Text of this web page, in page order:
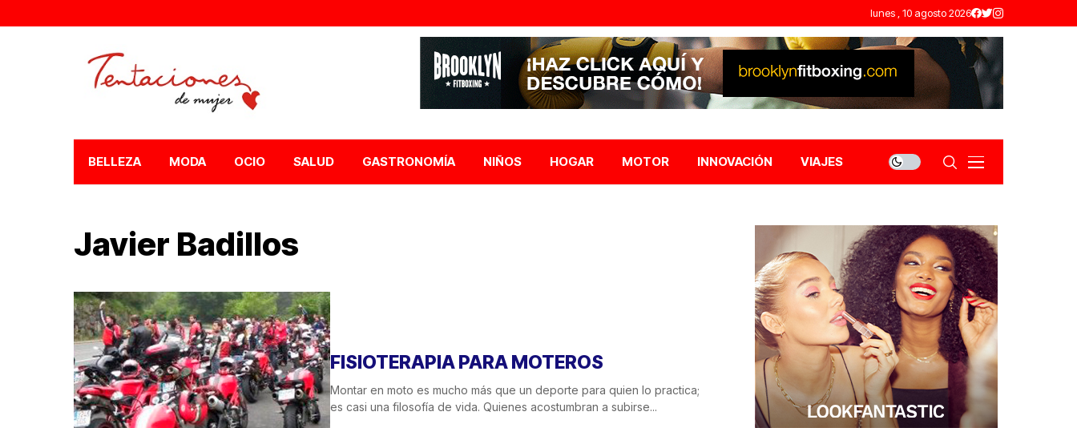
lunes , 10 agosto 2026
BELLEZA MODA OCIO SALUD GASTRONOMÍA NIÑOS HOGAR MOTOR INNOVACIÓN VIAJES
Javier Badillos
FISIOTERAPIA PARA MOTEROS
Montar en moto es mucho más que un deporte para quien lo practica;
es casi una filosofía de vida. Quienes acostumbran a subirse...